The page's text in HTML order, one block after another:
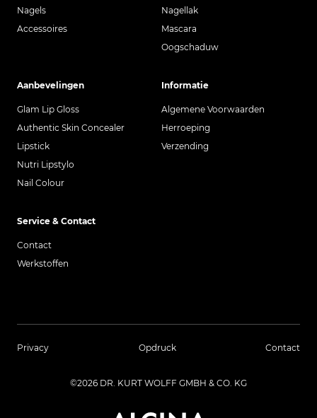
Nagels
Accessoires
Nagellak
Mascara
Oogschaduw
Aanbevelingen
Glam Lip Gloss
Authentic Skin Concealer
Lipstick
Nutri Lipstylo
Nail Colour
Informatie
Algemene Voorwaarden
Herroeping
Verzending
Service & Contact
Contact
Werkstoffen
Privacy Opdruck Contact
©2026 DR. KURT WOLFF GMBH & CO. KG